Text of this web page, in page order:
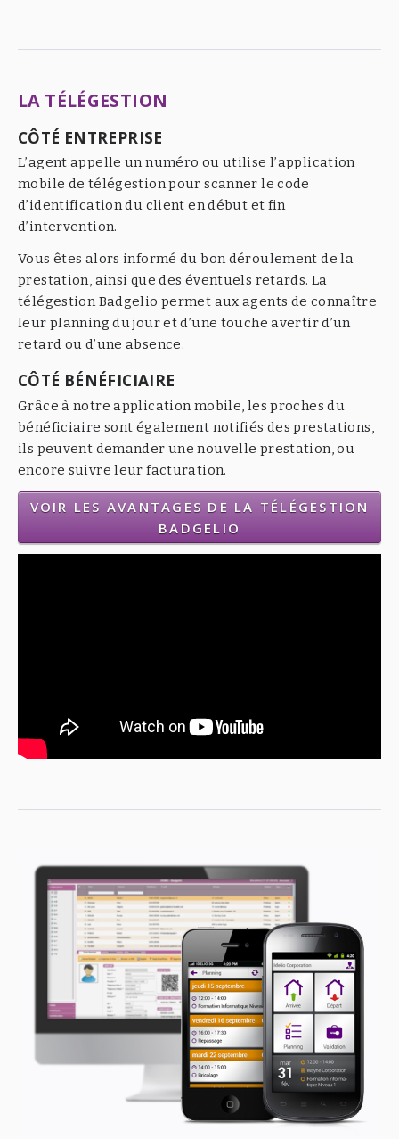
LA TÉLÉGESTION
CÔTÉ ENTREPRISE
L’agent appelle un numéro ou utilise l’application
mobile de télégestion pour scanner le code
d’identification du client en début et fin
d’intervention.
Vous êtes alors informé du bon déroulement de la
prestation, ainsi que des éventuels retards. La
télégestion Badgelio permet aux agents de connaître
leur planning du jour et d’une touche avertir d’un
retard ou d’une absence.
CÔTÉ BÉNÉFICIAIRE
Grâce à notre application mobile, les proches du
bénéficiaire sont également notifiés des prestations,
ils peuvent demander une nouvelle prestation, ou
encore suivre leur facturation.
VOIR LES AVANTAGES DE LA TÉLÉGESTION
BADGELIO